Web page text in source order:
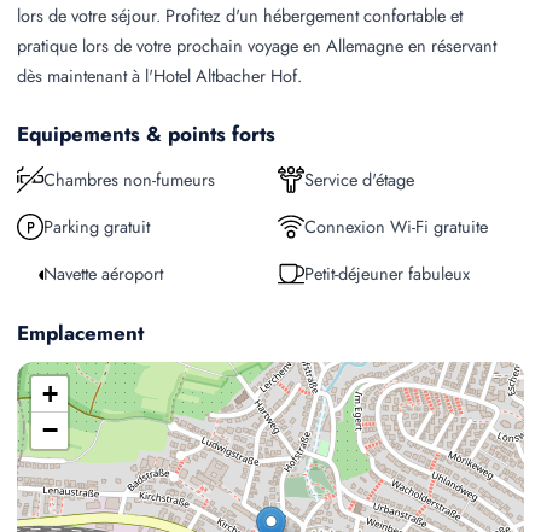
lors de votre séjour. Profitez d'un hébergement confortable et
pratique lors de votre prochain voyage en Allemagne en réservant
dès maintenant à l'Hotel Altbacher Hof.
Equipements & points forts
Chambres non-fumeurs
Service d'étage
Parking gratuit
Connexion Wi-Fi gratuite
Navette aéroport
Petit-déjeuner fabuleux
Emplacement
+
−